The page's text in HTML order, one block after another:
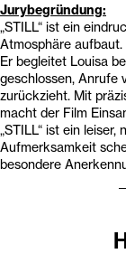
Jurybegründung:
„STILL“ ist ein
Atmosphäre aufbaut.
Er begleitet Louisa
geschlossen, Anrufe
zurückzieht. Mit
macht der Film
„STILL“ ist ein
Aufmerksamkeit
besondere